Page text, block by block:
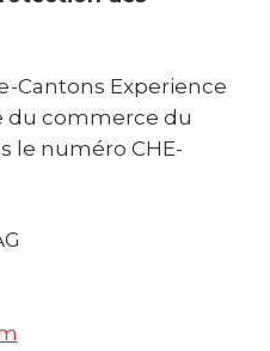
Cantons Experience
du commerce du
le numéro CHE-